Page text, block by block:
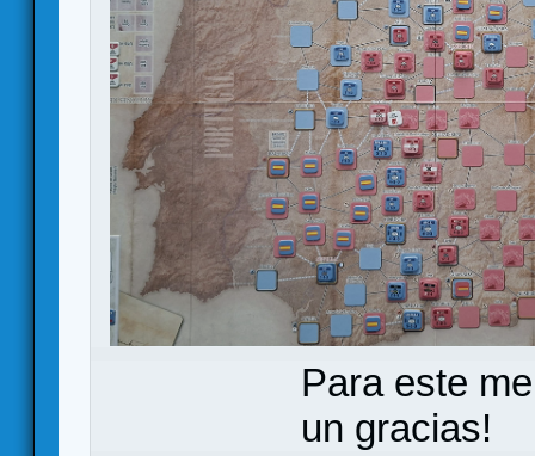
Para este
un gracias!